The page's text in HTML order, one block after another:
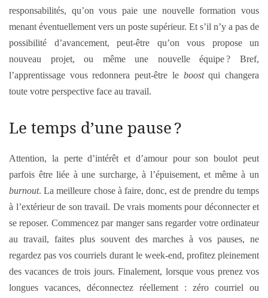
responsabilités, qu’on vous paie une nouvelle formation vous
menant éventuellement vers un poste supérieur. Et s’il n’y a pas de
possibilité d’avancement, peut-être qu’on vous propose un
nouveau projet, ou même une nouvelle équipe ? Bref,
l’apprentissage vous redonnera peut-être le boostqui changera
toute votre perspective face au travail.
Le temps d’une pause ?
Attention, la perte d’intérêt et d’amour pour son boulot peut
parfois être liée à une surcharge, à l’épuisement, et même à un
burnout. La meilleure chose à faire, donc, est de prendre du temps
à l’extérieur de son travail. De vrais moments pour déconnecter et
se reposer. Commencez par manger sans regarder votre ordinateur
au travail, faites plus souvent des marches à vos pauses, ne
regardez pas vos courriels durant le week-end, profitez pleinement
des vacances de trois jours. Finalement, lorsque vous prenez vos
longues vacances, déconnectez réellement : zéro courriel ou